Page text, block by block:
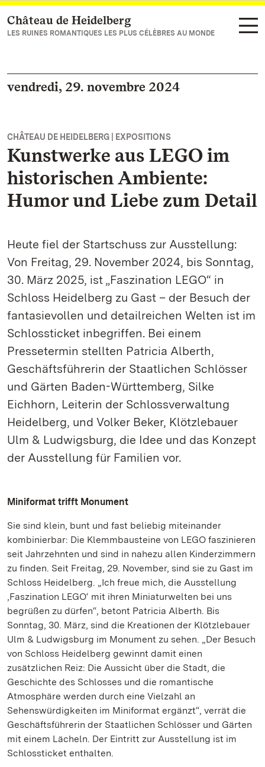
Vers la page d’accueil
Château de Heidelberg
LES RUINES ROMANTIQUES LES PLUS CÉLÈBRES AU MONDE
vendredi, 29. novembre 2024
CHÂTEAU DE HEIDELBERG | EXPOSITIONS
Kunstwerke aus LEGO im
historischen Ambiente:
Humor und Liebe zum Detail
Heute fiel der Startschuss zur Ausstellung:
Von Freitag, 29. November 2024, bis Sonntag,
30. März 2025, ist „Faszination LEGO“ in
Schloss Heidelberg zu Gast – der Besuch der
fantasievollen und detailreichen Welten ist im
Schlossticket inbegriffen. Bei einem
Pressetermin stellten Patricia Alberth,
Geschäftsführerin der Staatlichen Schlösser
und Gärten Baden-Württemberg, Silke
Eichhorn, Leiterin der Schlossverwaltung
Heidelberg, und Volker Beker, Klötzlebauer
Ulm & Ludwigsburg, die Idee und das Konzept
der Ausstellung für Familien vor.
Miniformat trifft Monument
Sie sind klein, bunt und fast beliebig miteinander
kombinierbar: Die Klemmbausteine von LEGO faszinieren
seit Jahrzehnten und sind in nahezu allen Kinderzimmern
zu finden. Seit Freitag, 29. November, sind sie zu Gast im
Schloss Heidelberg. „Ich freue mich, die Ausstellung
‚Faszination LEGO‘ mit ihren Miniaturwelten bei uns
begrüßen zu dürfen“, betont Patricia Alberth. Bis
Sonntag, 30. März, sind die Kreationen der Klötzlebauer
Ulm & Ludwigsburg im Monument zu sehen. „Der Besuch
von Schloss Heidelberg gewinnt damit einen
zusätzlichen Reiz: Die Aussicht über die Stadt, die
Geschichte des Schlosses und die romantische
Atmosphäre werden durch eine Vielzahl an
Sehenswürdigkeiten im Miniformat ergänzt“, verrät die
Geschäftsführerin der Staatlichen Schlösser und Gärten
mit einem Lächeln. Der Eintritt zur Ausstellung ist im
Schlossticket enthalten.